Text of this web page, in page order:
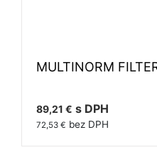
MULTINORM
89,21 € s DPH
72,53 € bez DPH